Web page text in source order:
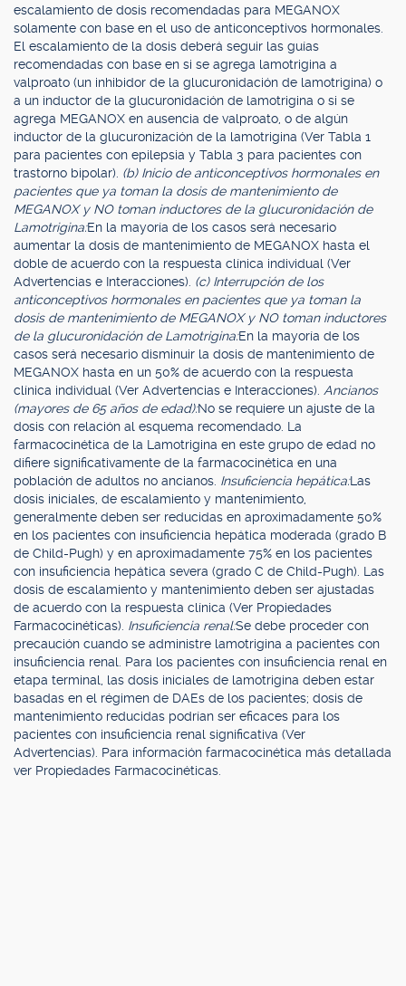
escalamiento de dosis recomendadas para MEGANOX
solamente con base en el uso de anticonceptivos hormonales.
El escalamiento de la dosis deberá seguir las guías
recomendadas con base en si se agrega lamotrigina a
valproato (un inhibidor de la glucuronidación de lamotrigina) o
a un inductor de la glucuronidación de lamotrigina o si se
agrega MEGANOX en ausencia de valproato, o de algún
inductor de la glucuronización de la lamotrigina (Ver Tabla 1
para pacientes con epilepsia y Tabla 3 para pacientes con
trastorno bipolar). (b) Inicio de anticonceptivos hormonales en
pacientes que ya toman la dosis de mantenimiento de
MEGANOX y NO toman inductores de la glucuronidación de
Lamotrigina:En la mayoría de los casos será necesario
aumentar la dosis de mantenimiento de MEGANOX hasta el
doble de acuerdo con la respuesta clínica individual (Ver
Advertencias e Interacciones). (c) Interrupción de los
anticonceptivos hormonales en pacientes que ya toman la
dosis de mantenimiento de MEGANOX y NO toman inductores
de la glucuronidación de Lamotrigina:En la mayoría de los
casos será necesario disminuir la dosis de mantenimiento de
MEGANOX hasta en un 50% de acuerdo con la respuesta
clínica individual (Ver Advertencias e Interacciones). Ancianos
(mayores de 65 años de edad):No se requiere un ajuste de la
dosis con relación al esquema recomendado. La
farmacocinética de la Lamotrigina en este grupo de edad no
difiere significativamente de la farmacocinética en una
población de adultos no ancianos. Insuficiencia hepática:Las
dosis iniciales, de escalamiento y mantenimiento,
generalmente deben ser reducidas en aproximadamente 50%
en los pacientes con insuficiencia hepática moderada (grado B
de Child-Pugh) y en aproximadamente 75% en los pacientes
con insuficiencia hepática severa (grado C de Child-Pugh). Las
dosis de escalamiento y mantenimiento deben ser ajustadas
de acuerdo con la respuesta clínica (Ver Propiedades
Farmacocinéticas). Insuficiencia renal:Se debe proceder con
precaución cuando se administre lamotrigina a pacientes con
insuficiencia renal. Para los pacientes con insuficiencia renal en
etapa terminal, las dosis iniciales de lamotrigina deben estar
basadas en el régimen de DAEs de los pacientes; dosis de
mantenimiento reducidas podrían ser eficaces para los
pacientes con insuficiencia renal significativa (Ver
Advertencias). Para información farmacocinética más detallada
ver Propiedades Farmacocinéticas.